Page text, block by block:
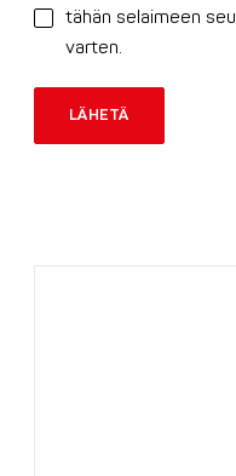
tähän selaimeen
varten.